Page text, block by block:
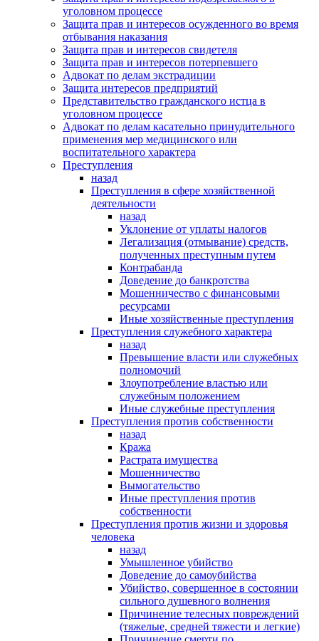
уголовном процессе
Защита прав и интересов осужденного во время
отбывания наказания
Защита прав и интересов свидетеля
Защита прав и интересов потерпевшего
Адвокат по делам экстрадиции
Защита интересов предприятий
Представительство гражданского истца в
уголовном процессе
Адвокат по делам касательно принудительного
применения мер медицинского или
воспитательного характера
Преступления
назад
Преступления в сфере хозяйственной
деятельности
назад
Уклонение от уплаты налогов
Легализация (отмывание) средств,
полученных преступным путем
Контрабанда
Доведение до банкротства
Мошенничество с финансовыми
ресурсами
Иные хозяйственные преступления
Преступления служебного характера
назад
Превышение власти или служебных
полномочий
Злоупотребление властью или
служебным положением
Иные служебные преступления
Преступления против собственности
назад
Кража
Растрата имущества
Мошенничество
Вымогательство
Иные преступления против
собственности
Преступления против жизни и здоровья
человека
назад
Умышленное убийство
Доведение до самоубийства
Убийство, совершенное в состоянии
сильного душевного волнения
Причинение телесных повреждений
(тяжелые, средней тяжести и легкие)